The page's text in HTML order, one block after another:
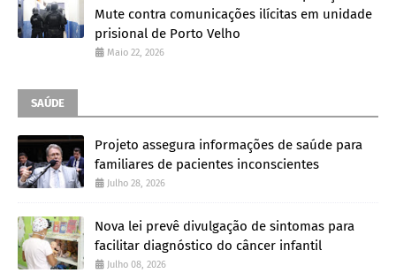
Mute contra comunicações ilícitas em unidade
prisional de Porto Velho
Maio 22, 2026
SAÚDE
Projeto assegura informações de saúde para
familiares de pacientes inconscientes
Julho 28, 2026
Nova lei prevê divulgação de sintomas para
facilitar diagnóstico do câncer infantil
Julho 08, 2026